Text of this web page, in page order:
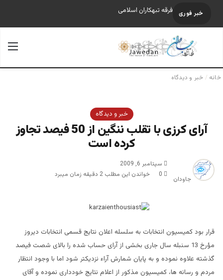
خبر فوری فرقه تبهکاران اسلامی
جستجو برای
خانه / خبر و دیدگاه
خبر و دیدگاه
آرای کرزی با تقلب ننگین از 50 فیصد تجاوز
کرده است
جاودان
سپتامبر 6, 2009
0
خواندن این مطلب 2 دقیقه زمان میبرد
قرار بود کمیسیون انتخابات به سلسله اعلان نتایج قسمی انتخابات دیروز
مؤرخ 13 سنبله سال جاری بخشی از آرای حساب شده را بالای شصت فیصد
گذشته علاوه نموده و به پایان شمارش آراء نزدیکتر شود اما با وجود انتظار
مردم و رسانه ها، کمیسیون مذکور از اعلام نتایج خودداری نموده و آقای